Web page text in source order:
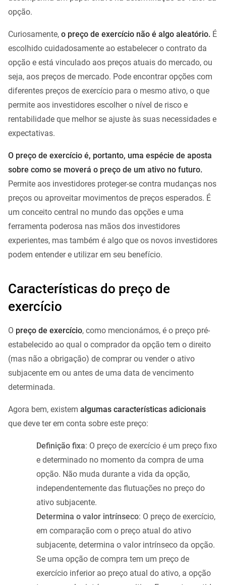
opção.
Curiosamente, o preço de exercício não é algo aleatório. É
escolhido cuidadosamente ao estabelecer o contrato da
opção e está vinculado aos preços atuais do mercado, ou
seja, aos preços de mercado. Pode encontrar opções com
diferentes preços de exercício para o mesmo ativo, o que
permite aos investidores escolher o nível de risco e
rentabilidade que melhor se ajuste às suas necessidades e
expectativas.
O preço de exercício é, portanto, uma espécie de aposta
sobre como se moverá o preço de um ativo no futuro.
Permite aos investidores proteger-se contra mudanças nos
preços ou aproveitar movimentos de preços esperados. É
um conceito central no mundo das opções e uma
ferramenta poderosa nas mãos dos investidores
experientes, mas também é algo que os novos investidores
podem entender e utilizar em seu benefício.
Características do preço de
exercício
O preço de exercício, como mencionámos, é o preço pré-
estabelecido ao qual o comprador da opção tem o direito
(mas não a obrigação) de comprar ou vender o ativo
subjacente em ou antes de uma data de vencimento
determinada.
Agora bem, existem algumas características adicionais
que deve ter em conta sobre este preço:
Definição fixa: O preço de exercício é um preço fixo
e determinado no momento da compra de uma
opção. Não muda durante a vida da opção,
independentemente das flutuações no preço do
ativo subjacente.
Determina o valor intrínseco: O preço de exercício,
em comparação com o preço atual do ativo
subjacente, determina o valor intrínseco da opção.
Se uma opção de compra tem um preço de
exercício inferior ao preço atual do ativo, a opção